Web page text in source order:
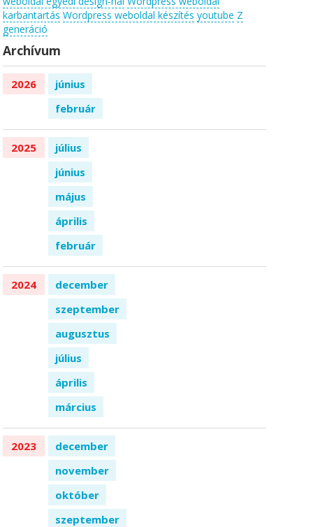
karbantartás Wordpress weboldal készítés youtube Z
generáció
Archívum
2026
június
február
2025
július
június
május
április
február
2024
december
szeptember
augusztus
július
április
március
2023
december
november
október
szeptember